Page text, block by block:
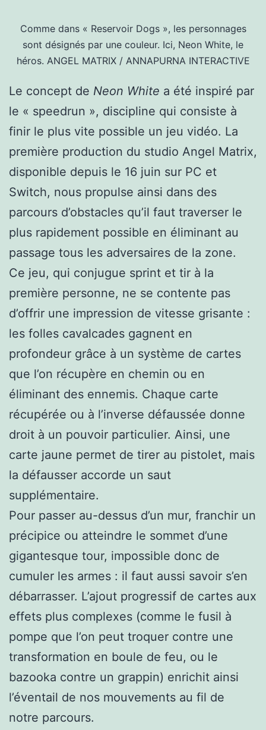
Comme dans « Reservoir Dogs », les personnages
sont désignés par une couleur. Ici, Neon White, le
héros. ANGEL MATRIX / ANNAPURNA INTERACTIVE
Le concept de Neon White a été inspiré par
le « speedrun », discipline qui consiste à
finir le plus vite possible un jeu vidéo. La
première production du studio Angel Matrix,
disponible depuis le 16 juin sur PC et
Switch, nous propulse ainsi dans des
parcours d’obstacles qu’il faut traverser le
plus rapidement possible en éliminant au
passage tous les adversaires de la zone.
Ce jeu, qui conjugue sprint et tir à la
première personne, ne se contente pas
d’offrir une impression de vitesse grisante :
les folles cavalcades gagnent en
profondeur grâce à un système de cartes
que l’on récupère en chemin ou en
éliminant des ennemis. Chaque carte
récupérée ou à l’inverse défaussée donne
droit à un pouvoir particulier. Ainsi, une
carte jaune permet de tirer au pistolet, mais
la défausser accorde un saut
supplémentaire.
Pour passer au-dessus d’un mur, franchir un
précipice ou atteindre le sommet d’une
gigantesque tour, impossible donc de
cumuler les armes : il faut aussi savoir s’en
débarrasser. L’ajout progressif de cartes aux
effets plus complexes (comme le fusil à
pompe que l’on peut troquer contre une
transformation en boule de feu, ou le
bazooka contre un grappin) enrichit ainsi
l’éventail de nos mouvements au fil de
notre parcours.